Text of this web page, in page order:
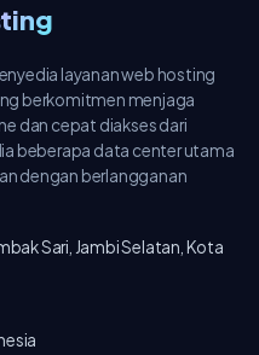
layanan web hosting
berkomitmen menjaga
dan cepat diakses dari
beberapa data center utama
dengan berlangganan
Sari, Jambi Selatan, Kota